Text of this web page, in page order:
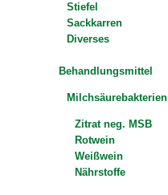
Stiefel
Sackkarren
Diverses
Behandlungsmittel
Milchsäurebakterien
Zitrat neg. MSB
Rotwein
Weißwein
Nährstoffe